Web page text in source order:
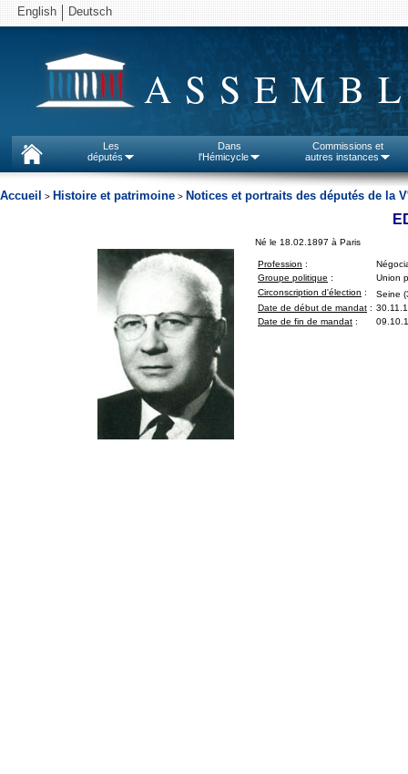
English Deutsch
Les
députés
Dans
l'Hémicycle
Commissions et
autres instances
Accueil > Histoire et patrimoine > Notices et portraits des députés de la V
Né le 18.02.1897 à Paris
Profession :
Groupe politique :
Union
Circonscription d'élection :
Seine
Date de début de mandat :
Date de fin de mandat :